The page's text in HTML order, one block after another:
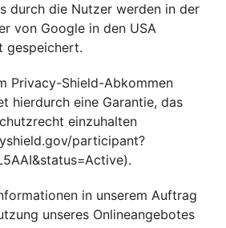
durch die Nutzer werden in der
von Google in den USA
gespeichert.
Privacy-Shield-Abkommen
hierdurch eine Garantie, das
einzuhalten
participant?
).
in unserem Auftrag
unseres Onlineangebotes